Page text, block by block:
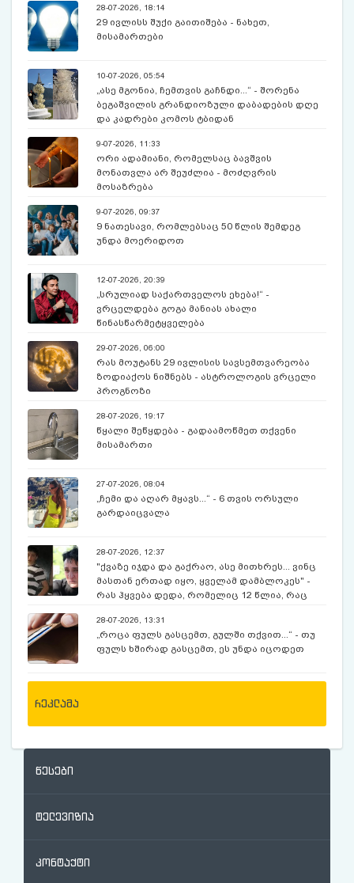
28-07-2026, 18:14
29 ივლისს შუქი გაითიშება - ნახეთ,
მისამართები
10-07-2026, 05:54
„ასე მგონია, ჩემთვის გაჩნდი...“ - შორენა
ბეგაშვილის გრანდიოზული დაბადების დღე
და კადრები კომოს ტბიდან
9-07-2026, 11:33
ორი ადამიანი, რომელსაც ბავშვის
მონათვლა არ შეუძლია - მოძღვრის
მოსაზრება
9-07-2026, 09:37
9 ნათესავი, რომლებსაც 50 წლის შემდეგ
უნდა მოერიდოთ
12-07-2026, 20:39
„სრულიად საქართველოს ეხება!“ -
ვრცელდება გოგა მანიას ახალი
წინასწარმეტყველება
29-07-2026, 06:00
რას მოუტანს 29 ივლისის სავსემთვარეობა
ზოდიაქოს ნიშნებს - ასტროლოგის ვრცელი
პროგნოზი
28-07-2026, 19:17
წყალი შეწყდება - გადაამოწმეთ თქვენი
მისამართი
27-07-2026, 08:04
„ჩემი და აღარ მყავს...“ - 6 თვის ორსული
გარდაიცვალა
28-07-2026, 12:37
"ქვაზე იჯდა და გაქრაო, ასე მითხრეს... ვინც
მასთან ერთად იყო, ყველამ დამბლოკეს" -
რას ჰყვება დედა, რომელიც 12 წლია, რაც
შვილს ეძებს
28-07-2026, 13:31
„როცა ფულს გასცემთ, გულში თქვით...“ - თუ
ფულს ხშირად გასცემთ, ეს უნდა იცოდეთ
რეკლამა
წესები
ტელევიზია
კონტაქტი